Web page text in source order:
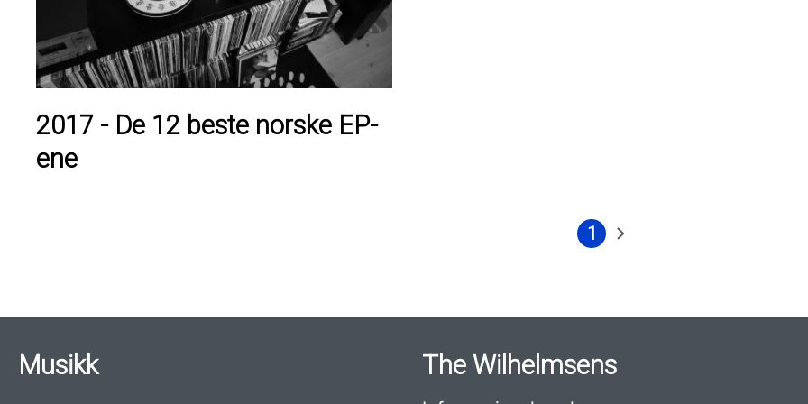
2017 - De 12 beste norske EP-
ene
Nåværende
1
Neste
Musikk The Wilhelmsens